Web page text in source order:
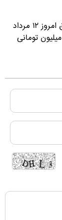
قیمت دینار عراق امروز ۱۲ مرداد
۱۴۰۵؛ اختلاف ۲ میلیون تومانی